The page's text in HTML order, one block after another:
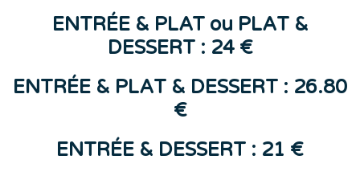
ENTRÉE & PLAT ou PLAT &
DESSERT : 24 €
ENTRÉE & PLAT & DESSERT : 26.80
€
ENTRÉE & DESSERT : 21 €